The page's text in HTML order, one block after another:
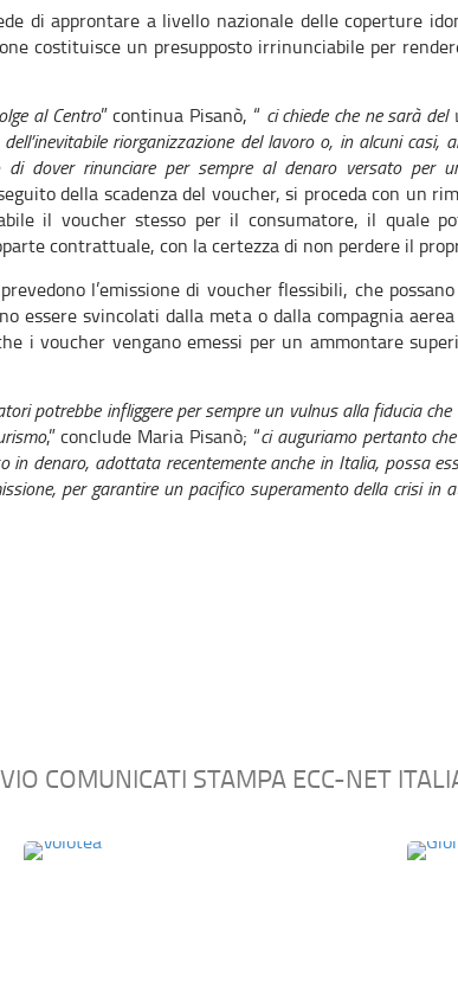
di approntare a livello nazionale delle coperture
costituisce un presupposto irrinunciabile per
al Centro” continua Pisanò, “ ci chiede che ne sarà
riorganizzazione del lavoro o, in alcuni casi,
dover rinunciare per sempre al denaro versato per
della scadenza del voucher, si proceda con un
il voucher stesso per il consumatore, il quale
contrattuale, con la certezza di non perdere il
l’emissione di voucher flessibili, che
essere svincolati dalla meta o dalla compagnia
i voucher vengano emessi per un ammontare
potrebbe infliggere per sempre un vulnus alla fiducia
,” conclude Maria Pisanò; “ci auguriamo pertanto
in denaro, adottata recentemente anche in Italia, possa
per garantire un pacifico superamento della crisi
COMUNICATI STAMPA ECC-NET